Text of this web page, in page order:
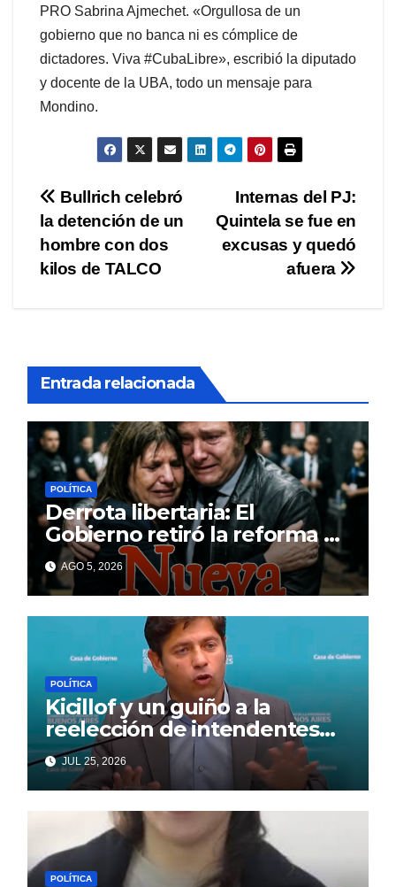
PRO Sabrina Ajmechet. «Orgullosa de un
gobierno que no banca ni es cómplice de
dictadores. Viva #CubaLibre», escribió la diputado
y docente de la UBA, todo un mensaje para
Mondino.
Navegación
de
entradas
Internas del PJ:
Quintela se fue en
excusas y quedó
afuera
Bullrich celebró
la detención de un
hombre con dos
kilos de TALCO
Entrada relacionada
POLÍTICA
Derrota libertaria: El
Gobierno retiró la reforma a
la Ley de Tierras en el
Senado
AGO 5, 2026
POLÍTICA
Kicillof y un guiño a la
reelección de intendentes
que Cagliardi espera ansioso
JUL 25, 2026
POLÍTICA